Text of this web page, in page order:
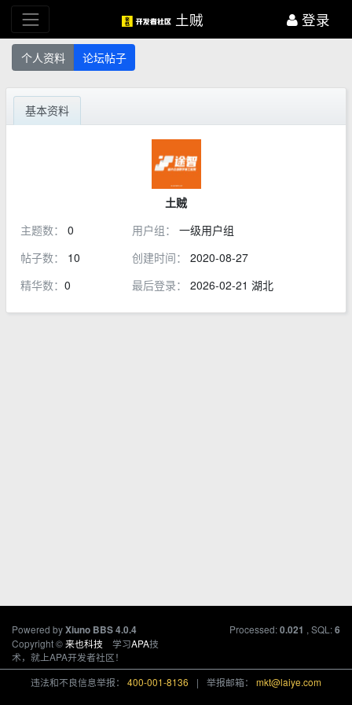
土贼 登录
个人资料 论坛帖子
基本资料
土贼
主题数： 0
帖子数： 10
精华数： 0
用户组： 一级用户组
创建时间： 2020-08-27
最后登录： 2026-02-21 湖北
Powered byXiuno BBS4.0.4
Copyright ©来也科技 学习APA技
术，就上APA开发者社区！
Processed:0.021 , SQL:6
违法和不良信息举报： 400-001-8136 | 举报邮箱： mkt@laiye.com